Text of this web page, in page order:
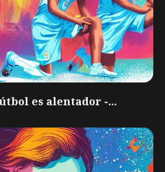
es alentador -...